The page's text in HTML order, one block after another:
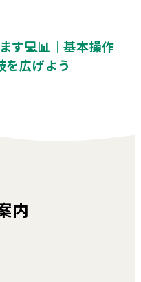
す💻📊｜基本操作
を広げよう
内